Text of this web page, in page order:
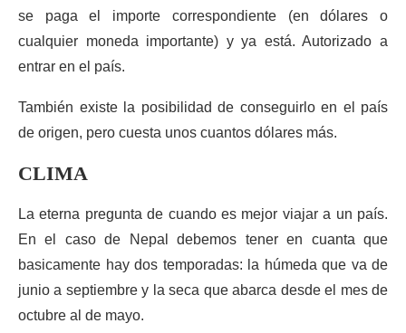
se paga el importe correspondiente (en dólares o
cualquier moneda importante) y ya está. Autorizado a
entrar en el país.
También existe la posibilidad de conseguirlo en el país
de origen, pero cuesta unos cuantos dólares más.
CLIMA
La eterna pregunta de cuando es mejor viajar a un país.
En el caso de Nepal debemos tener en cuanta que
basicamente hay dos temporadas: la húmeda que va de
junio a septiembre y la seca que abarca desde el mes de
octubre al de mayo.